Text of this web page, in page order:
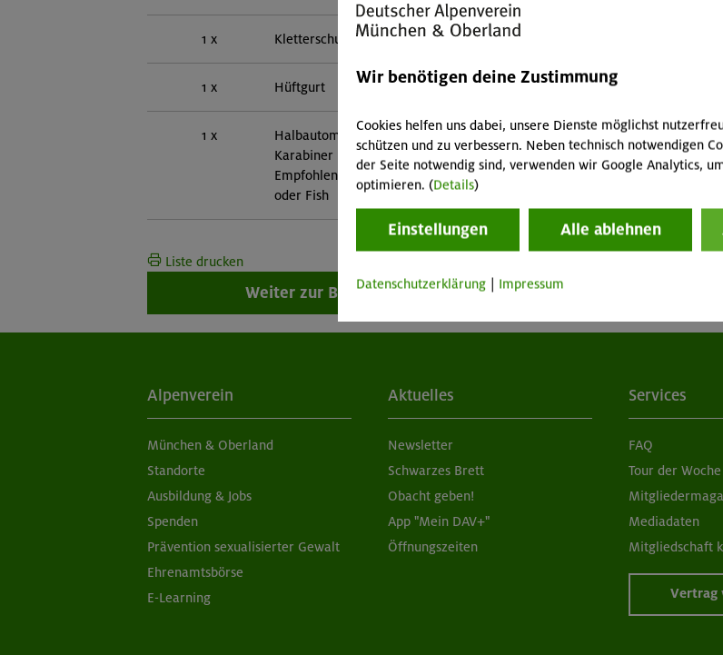
1 x Kletterschuhe -
1 x Hüftgurt - -
1 x
Halbautomat mit zugehörigen
Karabiner
Empfohlen: Ergo Belay, Smart 2.0
oder Fish
- -
Liste drucken
Weiter zur Buchung
Alpenverein
München & Oberland
Standorte
Ausbildung & Jobs
Spenden
Prävention sexualisierter Gewalt
Ehrenamtsbörse
E-Learning
Aktuelles
Newsletter
Schwarzes Brett
Obacht geben!
App "Mein DAV+"
Öffnungszeiten
Services
FAQ
Tour der Woche
Mediadaten
Mitgliedschaft
Vertrag
Wir benötigen deine Zustimmung
Cookies helfen uns dabei, unsere Dienste möglichst
schützen und zu verbessern. Neben technisch notwendigen
der Seite notwendig sind, verwenden wir Google Analytics,
optimieren. (Details)
Einstellungen Alle ablehnen
Datenschutzerklärung Impressum